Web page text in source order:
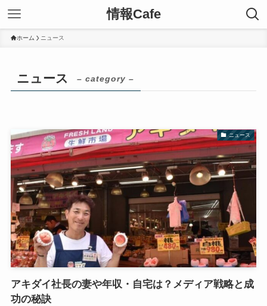
情報Cafe
ホーム ニュース
ニュース – category –
ニュース
アキダイ社長の妻や年収・自宅は？メディア戦略と成
功の秘訣